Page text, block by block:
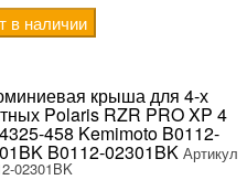
в наличии
крыша для 4-х
Polaris RZR PRO XP 4
458 Kemimoto B0112-
B0112-02301BK Артикул
02301BK